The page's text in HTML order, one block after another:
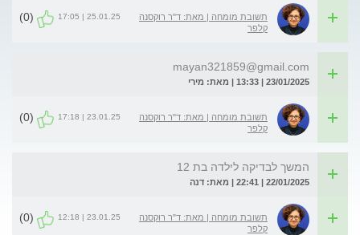
תשובת מומחה | מאת: ד"ר רוקסנה
קלפר
25.01.25 | 17:05
(0)
mayan321859@gmail.com
23/01/2025 | 13:33 | מאת: מירי
תשובת מומחה | מאת: ד"ר רוקסנה
קלפר
23.01.25 | 17:18
(0)
המשך לבדיקה לילדה בת 12
22/01/2025 | 22:41 | מאת: דנה
תשובת מומחה | מאת: ד"ר רוקסנה
קלפר
23.01.25 | 12:18
(0)